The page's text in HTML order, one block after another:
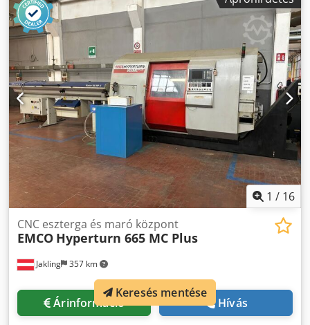
átmérő: 21 hüvelyk (535 mm) Orszó furat: 166 mm BMT75-
ös tokmány, 12 pozícióval Maximális forgácsolási átmérő: ø
650 mm Dcedpfx Acezpw Dpo Usk Maximális forgácsolási
hossz: 952 mm Előkészítés a munkadarab tartására –
vezetőszánok Forgácsoló központ Szerszámmérő CROMAR
forgácselszívó 12 db szerszámtartó, ebből 4 hajtott, 2/2
elrendezésben.
1 / 16
Jakling 357 km
CNC eszterga és maró központ
EMCO Hyperturn 665 MC Plus
Árinformáció Hívás
Keresés mentése